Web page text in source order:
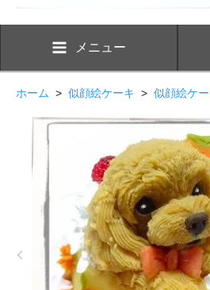
メニュー
ホーム > 似顔絵ケーキ > 似顔絵ケ